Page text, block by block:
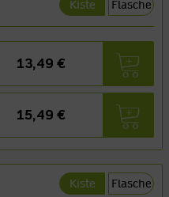
Kiste Flasche
13,49 €
15,49 €
Kiste Flasche